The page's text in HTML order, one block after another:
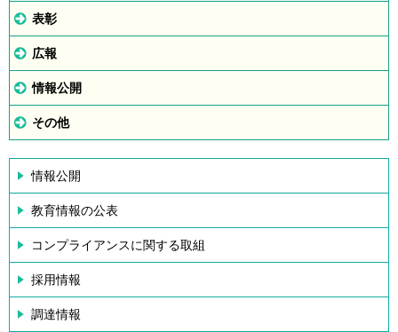
表彰
広報
情報公開
その他
情報公開
教育情報の公表
コンプライアンスに関する取組
採用情報
調達情報